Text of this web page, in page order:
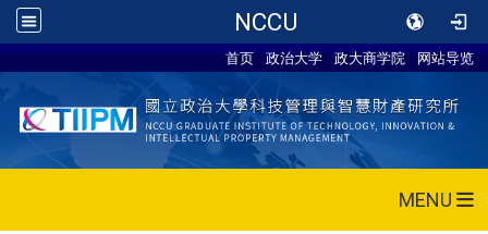
NCCU
首页 政治大学 政大商学院 网站导览
MENU